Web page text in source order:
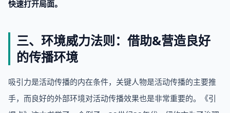
快速打开局面。
三、环境威力法则：借助&营造良好
的传播环境
吸引力是活动传播的内在条件，关键人物是活动传播的主要推
手，而良好的外部环境对活动传播效果也是非常重要的。《引